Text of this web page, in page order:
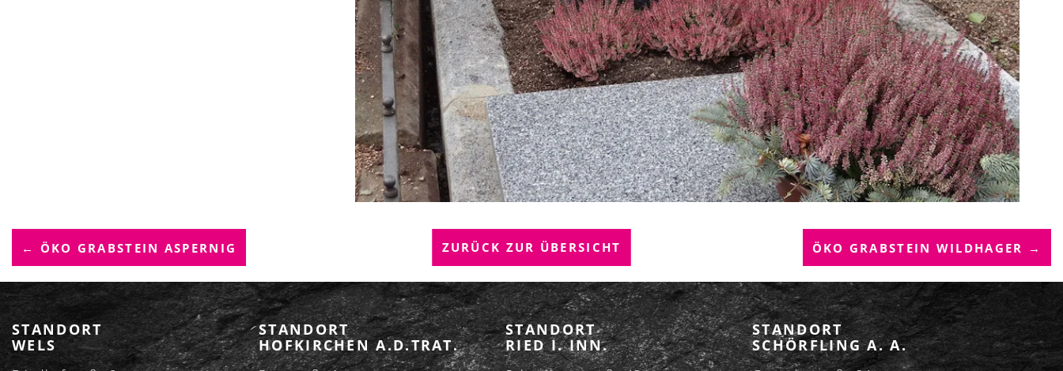
B
E
I
T
← ÖKO GRABSTEIN ASPERNIG ÖKO GRABSTEIN WILDHAGER →
ZURÜCK ZUR ÜBERSICHT
STANDORT
WELS
STANDORT
HOFKIRCHEN A.D.TRAT.
STANDORT
RIED I. INN.
STANDORT
SCHÖRFLING A. A.